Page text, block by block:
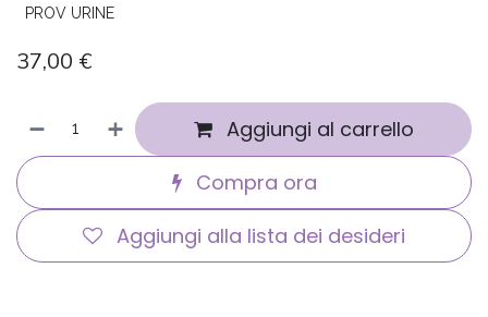
PROV URINE
37,00 €
Aggiungi al carrello
Compra ora
Aggiungi alla lista dei desideri